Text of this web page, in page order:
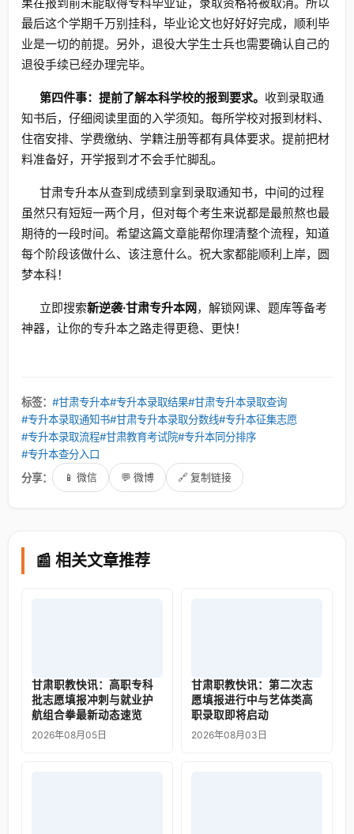
最后这个学期千万别挂科，毕业论文也好好好完成，顺利毕
业是一切的前提。另外，退役大学生士兵也需要确认自己的
退役手续已经办理完毕。
第四件事：提前了解本科学校的报到要求。 收到录取通
知书后，仔细阅读里面的入学须知。每所学校对报到材料、
住宿安排、学费缴纳、学籍注册等都有具体要求。提前把材
料准备好，开学报到才不会手忙脚乱。
甘肃专升本从查到成绩到拿到录取通知书，中间的过程
虽然只有短短一两个月，但对每个考生来说都是最煎熬也最
期待的一段时间。希望这篇文章能帮你理清整个流程，知道
每个阶段该做什么、该注意什么。祝大家都能顺利上岸，圆
梦本科！
立即搜索新逆袭·甘肃专升本网，解锁网课、题库等备考
神器，让你的专升本之路走得更稳、更快！
标签： #甘肃专升本#专升本录取结果#甘肃专升本录取查询
#专升本录取通知书#甘肃专升本录取分数线#专升本征集志愿
#专升本录取流程#甘肃教育考试院#专升本同分排序
#专升本查分入口
分享：
📱 微信 💬 微博 🔗 复制链接
📰 相关文章推荐
甘肃职教快讯：高职专科
批志愿填报冲刺与就业护
航组合拳最新动态速览
2026年08月05日
甘肃职教快讯：第二次志
愿填报进行中与艺体类高
职录取即将启动
2026年08月03日